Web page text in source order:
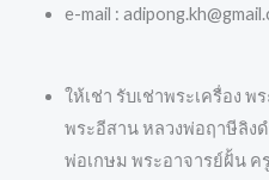
e-mail :
ให้เช่า รับเช่าพระเครื่อง
พระอีสาน หลวงพ่อฤาษีลิง
พ่อเกษม พระอาจารย์ฝั้น ค